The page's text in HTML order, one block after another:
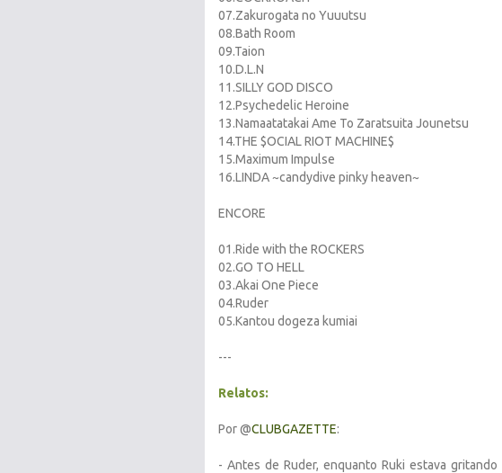
07.Zakurogata no Yuuutsu
08.Bath Room
09.Taion
10.D.L.N
11.SILLY GOD DISCO
12.Psychedelic Heroine
13.Namaatatakai Ame To Zaratsuita Jounetsu
14.THE $OCIAL RIOT MACHINE$
15.Maximum Impulse
16.LINDA ~candydive pinky heaven~
ENCORE
01.Ride with the ROCKERS
02.GO TO HELL
03.Akai One Piece
04.Ruder
05.Kantou dogeza kumiai
---
Relatos:
Por @CLUBGAZETTE:
- Antes de Ruder, enquanto Ruki estava gritando